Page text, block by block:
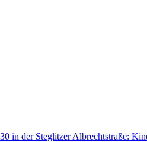
in der Steglitzer Albrechtstraße: